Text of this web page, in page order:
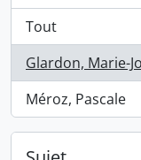
Tout
Glardon, Marie-Jo
, 1 résultats
Méroz, Pascale
, 1 résultats